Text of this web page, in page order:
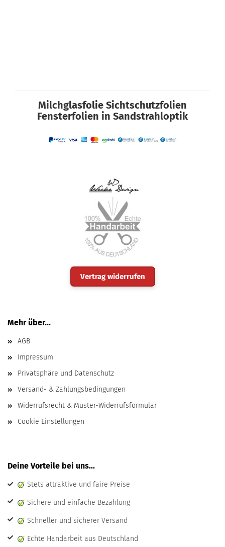
Milchglasfolie Sichtschutzfolien
Fensterfolien in Sandstrahloptik
Vertrag widerrufen
Mehr über...
AGB
Impressum
Privatsphäre und Datenschutz
Versand- & Zahlungsbedingungen
Widerrufsrecht & Muster-Widerrufsformular
Cookie Einstellungen
Deine Vorteile bei uns...
Stets attraktive und faire Preise
Sichere und einfache Bezahlung
Schneller und sicherer Versand
Echte Handarbeit aus Deutschland